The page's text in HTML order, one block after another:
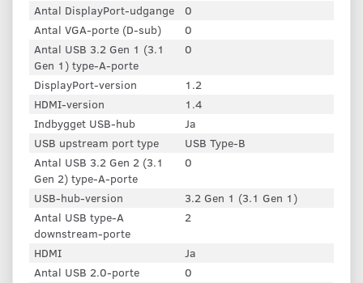
Antal DisplayPort-udgange
0
Antal VGA-porte (D-sub)
0
Antal USB 3.2 Gen 1 (3.1
Gen 1) type-A-porte
0
DisplayPort-version
1.2
HDMI-version
1.4
Indbygget USB-hub
Ja
USB upstream port type
USB Type-B
Antal USB 3.2 Gen 2 (3.1
Gen 2) type-A-porte
0
USB-hub-version
3.2 Gen 1 (3.1 Gen 1)
Antal USB type-A
downstream-porte
2
HDMI
Ja
Antal USB 2.0-porte
0